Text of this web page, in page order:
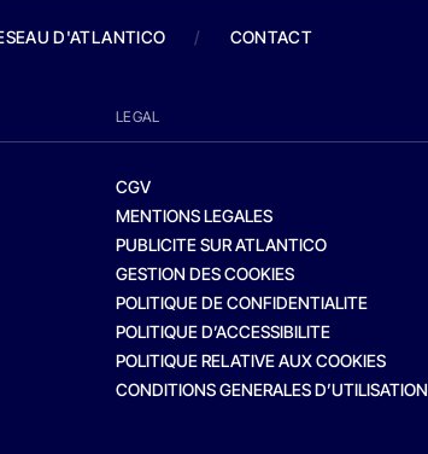
D'ATLANTICO / CONTACT
LEGAL
CGV
MENTIONS LEGALES
PUBLICITE SUR ATLANTICO
GESTION DES COOKIES
POLITIQUE DE CONFIDENTIALITE
POLITIQUE D’ACCESSIBILITE
POLITIQUE RELATIVE AUX COOKIES
CONDITIONS GENERALES D’UTILISATION